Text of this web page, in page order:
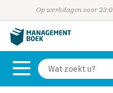
Op werkdagen voor